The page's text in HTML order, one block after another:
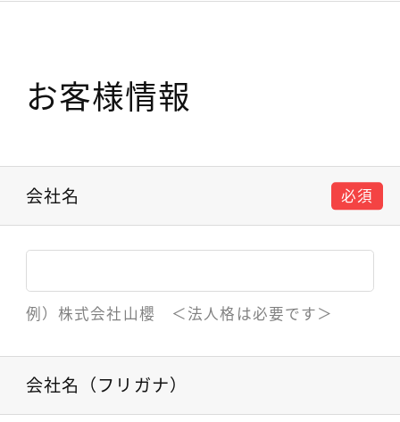
お客様情報
会社名 必須
例）株式会社山櫻 ＜法人格は必要です＞
会社名（フリガナ）